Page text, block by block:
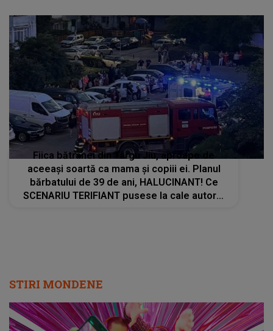
Fiica bătrânei din Târgu Jiu, aproape de
aceeași soartă ca mama și copiii ei. Planul
bărbatului de 39 de ani, HALUCINANT! Ce
SCENARIU TERIFIANT pusese la cale autorul
STIRI MONDENE